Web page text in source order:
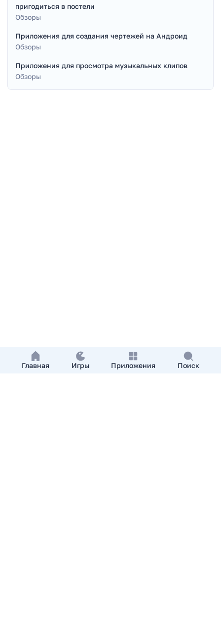
Главная Игры Приложения Поиск
пригодиться в постели
Обзоры
Приложения для создания чертежей на Андроид
Обзоры
Приложения для просмотра музыкальных клипов
Обзоры